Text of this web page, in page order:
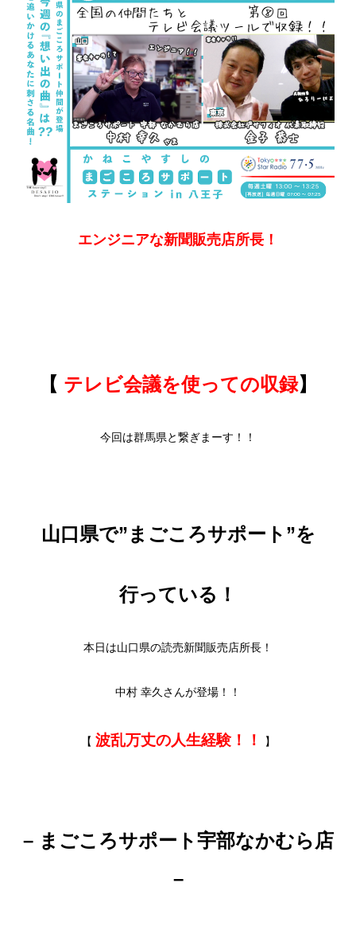
エンジニアな新聞販売店所長！
【 テレビ会議を使っての収録】
今回は群馬県と繋ぎまーす！！
山口県で”まごころサポート”を
行っている！
本日は山口県の読売新聞販売店所長！
中村 幸久さんが登場！！
【 波乱万丈の人生経験！！ 】
– まごころサポート宇部なかむら店
–